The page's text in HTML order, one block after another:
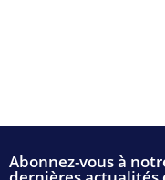
Abonnez-vous à